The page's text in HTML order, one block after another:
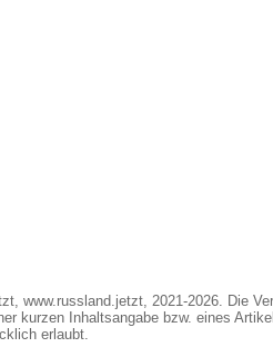
www.russland.jetzt, 2021-2026. Die
kurzen Inhaltsangabe bzw. eines
erlaubt.